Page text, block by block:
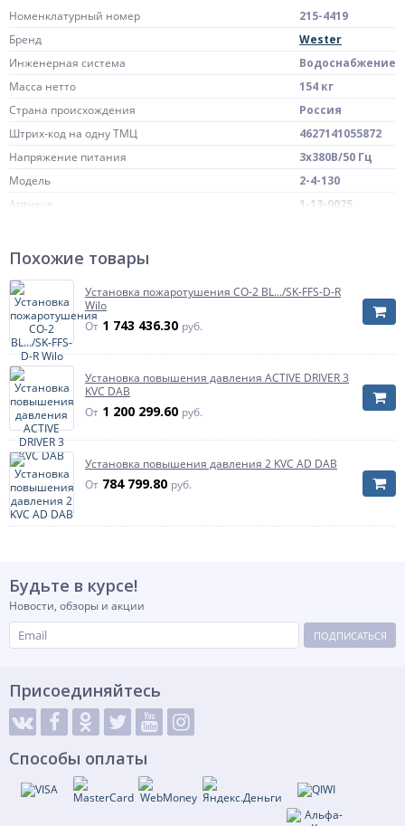
Номенклатурный номер
215-4419
Бренд
Wester
Инженерная система
Водоснабжение
Масса нетто
154 кг
Страна происхождения
Россия
Штрих-код на одну ТМЦ
4627141055872
Напряжение питания
3х380В/50 Гц
Модель
2-4-130
Артикул
1-13-0025
Диаметр присоединения патрубков трубопровода
насосной станции
Похожие товары
Установка пожаротушения CO-2 BL.../SK-FFS-D-R
Wilo
От 1 743 436.30 руб.
Установка повышения давления ACTIVE DRIVER 3
KVC DAB
От 1 200 299.60 руб.
Установка повышения давления 2 KVC AD DAB
От 784 799.80 руб.
Будьте в курсе!
Новости, обзоры и акции
ПОДПИСАТЬСЯ
Присоединяйтесь
Способы оплаты